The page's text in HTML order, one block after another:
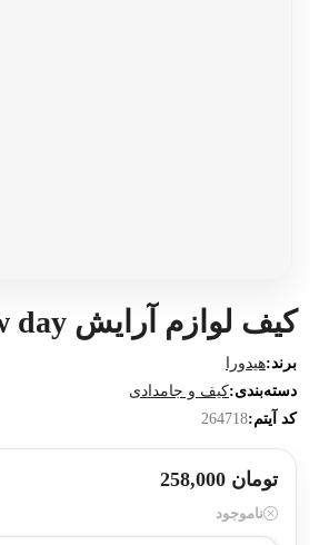
کیف لوازم آرایش Its a new day
برند:هیدورا
دسته‌بندی:کیف و جامدادی
کد آیتم:264718
تومان 258,000
ناموجود